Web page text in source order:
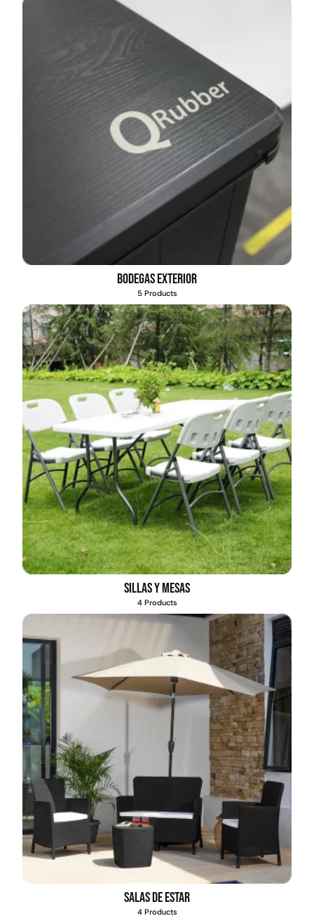
Bodegas exterior
5 Products
Sillas y mesas
4 Products
Salas de estar
4 Products
Transpaleta eléctrica carga
2.842.858
1.990.000
Agregar al carrito
1.470.788
Leer más
Pasto sintético ornamental
Importado USA: Paradise
densidad 42mm Rollo
4,57*15,24mts
$1.427.544
Leer más
Apilador manual ancho
ajustable Capacidad 1tn Lev.
2,5mts
$1.875.535
$1.167.990
Agregar al carrito
49%
Pasto sintético ornamental
Importado USA: Summer
densidad 35mm Rollo
4,57*30,48mts
2.002.243
1.021.490
Leer más
22%
Empaquetadura 1/4" 6.4mm
hypalon sin tela 3 MPA
$1.192.666 $930.490
Agregar al carrito